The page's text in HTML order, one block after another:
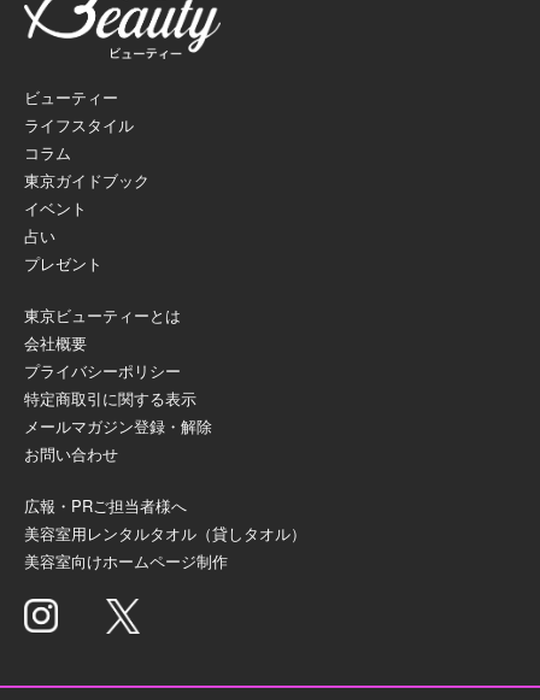
ビューティー
ライフスタイル
コラム
東京ガイドブック
イベント
占い
プレゼント
東京ビューティーとは
会社概要
プライバシーポリシー
特定商取引に関する表示
メールマガジン登録・解除
お問い合わせ
広報・PRご担当者様へ
美容室用レンタルタオル（貸しタオル）
美容室向けホームページ制作